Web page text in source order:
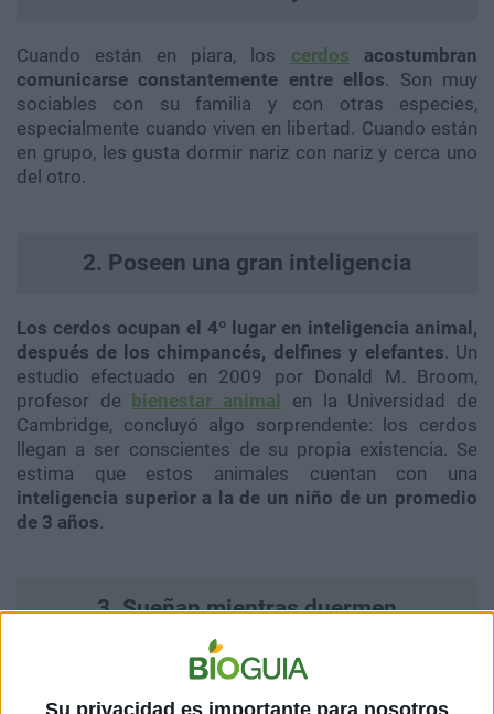
Cuando están en piara, los cerdos
acostumbran
comunicarse constantemente entre ellos. Son muy
sociables con su familia y con otras especies,
especialmente cuando viven en libertad. Cuando están
en grupo, les gusta dormir nariz con nariz y cerca uno
del otro.
2. Poseen una gran inteligencia
Los cerdos ocupan el 4º lugar en inteligencia animal,
después de los chimpancés, delfines y elefantes. Un
estudio efectuado en 2009 por Donald M. Broom,
profesor de bienestar animal
en la Universidad de
Cambridge, concluyó algo sorprendente: los cerdos
llegan a ser conscientes de su propia existencia. Se
estima que estos animales cuentan con una
inteligencia superior a la de un niño de un promedio
de 3 años.
3. Sueñan mientras duermen
Estudios científicos demostraron que los cerdos
sueñan en cantidades similares a lo que lo hacen los